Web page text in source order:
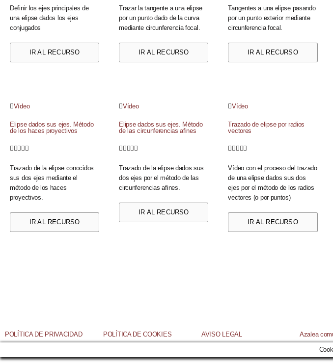
Definir los ejes principales de
una elipse dados los ejes
conjugados
IR AL RECURSO
Trazar la tangente a una elipse
por un punto dado de la curva
mediante circunferencia focal.
IR AL RECURSO
Tangentes a una elipse pasando
por un punto exterior mediante
circunferencia focal.
IR AL RECURSO
Vídeo
Elipse dados sus ejes. Método
de los haces proyectivos
    
Trazado de la elipse conocidos
sus dos ejes mediante el
método de los haces
proyectivos.
IR AL RECURSO
Vídeo
Elipse dados sus ejes. Método
de las circunferencias afines
    
Trazado de la elipse dados sus
dos ejes por el método de las
circunferencias afines.
IR AL RECURSO
Vídeo
Trazado de elipse por radios
vectores
    
Vídeo con el proceso del trazado
de una elipse dados sus dos
ejes por el método de los radios
vectores (o por puntos)
IR AL RECURSO
POLÍTICA DE PRIVACIDAD POLÍTICA DE COOKIES AVISO LEGAL Azalea